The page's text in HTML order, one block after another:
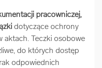
pracowniczej,
dotyczące ochrony
aktach. Teczki osobowe
do których dostęp
odpowiednich